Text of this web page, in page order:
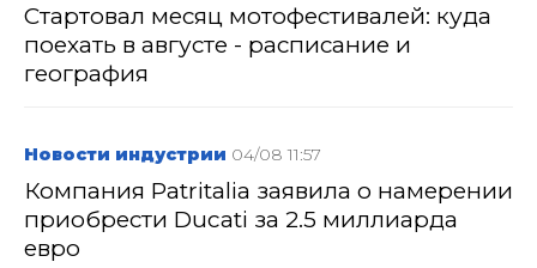
Стартовал месяц мотофестивалей: куда
поехать в августе - расписание и
география
Новости индустрии 04/08 11:57
Компания Patritalia заявила о намерении
приобрести Ducati за 2.5 миллиарда
евро